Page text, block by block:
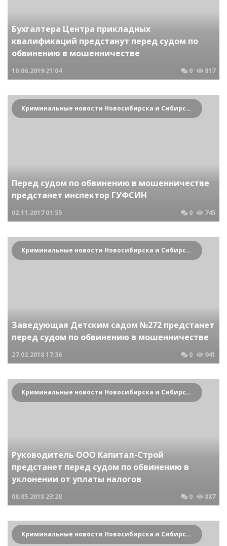
Бухгалтера Центра прикладных
квалификаций предстанут перед судом по
обвинению в мошенничестве
10.06.2019 21:04 0 817
Криминальные новости Новосибирска и Сибирского региона
Перед судом по обвинению в мошенничестве
предстанет инспектор ГУФСИН
02.11.2017 01:55 0 745
Криминальные новости Новосибирска и Сибирского региона
Заведующая Детским садом №272 предстанет
перед судом по обвинению в мошенничестве
27.02.201817:36 0 941
Криминальные новости Новосибирска и Сибирского региона
Руководитель ООО Капитал-Строй
предстанет перед судом по обвинению в
уклонении от уплаты налогов
08.05.2018 23:28 0 887
Криминальные новости Новосибирска и Сибирского региона